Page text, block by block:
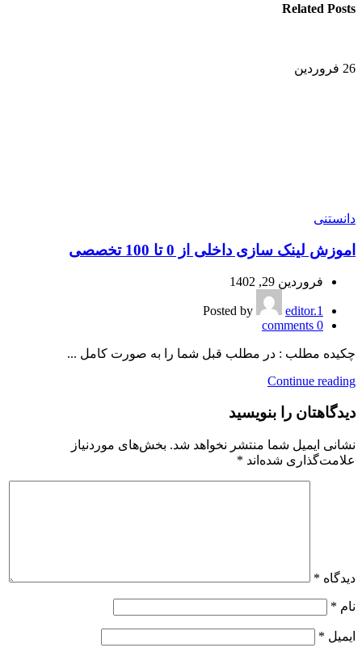
Related Posts
26 فروردین
دانستنی
اموزش لینک سازی داخلی از 0 تا 100 تخصصی
فروردین 29, 1402
Posted by
editor.1
0
comments
چکیده مطلب : در مطلب قبل شما را به صورت کامل ...
Continue reading
دیدگاهتان را بنویسید
نشانی ایمیل شما منتشر نخواهد شد. بخش‌های موردنیاز
علامت‌گذاری شده‌اند *
دیدگاه *
نام *
ایمیل *